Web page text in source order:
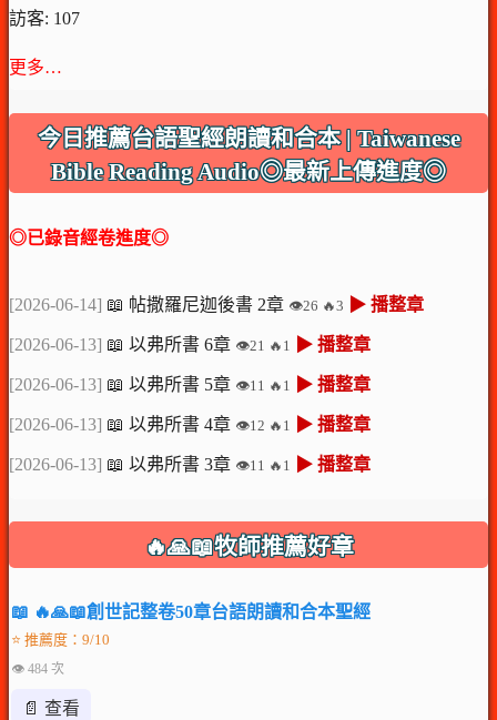
訪客: 107
更多…
今日推薦台語聖經朗讀和合本 | Taiwanese
Bible Reading Audio◎最新上傳進度◎
◎已錄音經卷進度◎
[2026-06-14] 📖 帖撒羅尼迦後書 2章 👁️26 🔥3 ▶ 播整章
[2026-06-13] 📖 以弗所書 6章 👁️21 🔥1 ▶ 播整章
[2026-06-13] 📖 以弗所書 5章 👁️11 🔥1 ▶ 播整章
[2026-06-13] 📖 以弗所書 4章 👁️12 🔥1 ▶ 播整章
[2026-06-13] 📖 以弗所書 3章 👁️11 🔥1 ▶ 播整章
🔥🙏📖牧師推薦好章
📖 🔥🙏📖創世記整卷50章台語朗讀和合本聖經
⭐ 推薦度：9/10
👁 484 次
📄 查看